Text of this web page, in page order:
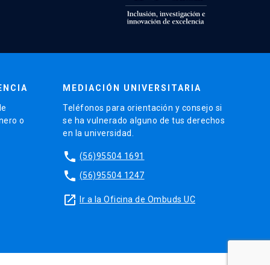
o
MEDIACIÓN UNIVERSITARIA
Teléfonos para orientación y consejo si
se ha vulnerado alguno de tus derechos
en la universidad.
phone (56)95504 1691
phone (56)95504 1247
launch Ir a la Oficina de Ombuds UC